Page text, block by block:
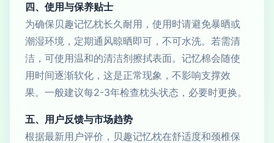
四、使用与保养贴士
为确保贝趣记忆枕长久耐用，使用时请避免暴晒或
潮湿环境，定期通风晾晒即可，不可水洗。若需清
洁，可使用温和的清洁剂擦拭表面。记忆棉会随使
用时间逐渐软化，这是正常现象，不影响支撑效
果。一般建议每2-3年检查枕头状态，必要时更换。
五、用户反馈与市场趋势
根据最新用户评价，贝趣记忆枕在舒适度和颈椎保